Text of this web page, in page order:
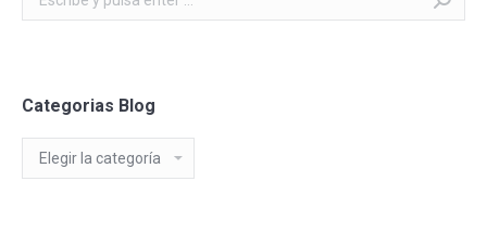
Categorias Blog
Categorias
Blog